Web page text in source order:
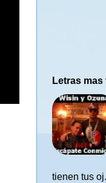
Letras
tienen tus